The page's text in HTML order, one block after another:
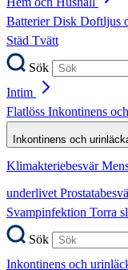
BatterierDisk Doftljus
Städ Tvätt
Sök
Intim
Flatlöss Inkontinens
Inkontinens och
Klimakteriebesvär
underlivet
Svampinfektion Torra
Sök
Inkontinens och